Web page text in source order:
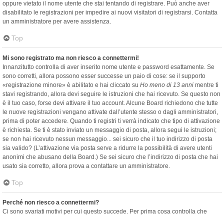
oppure vietato il nome utente che stai tentando di registrare. Può anche aver
disabilitato le registrazioni per impedire ai nuovi visitatori di registrarsi. Contatta
un amministratore per avere assistenza.
Top
Mi sono registrato ma non riesco a connettermi!
Innanzitutto controlla di aver inserito nome utente e password esattamente. Se
sono corretti, allora possono esser successe un paio di cose: se il supporto
«registrazione minore» è abilitato e hai cliccato su Ho meno di 13 anni mentre ti
stavi registrando, allora devi seguire le istruzioni che hai ricevuto. Se questo non
è il tuo caso, forse devi attivare il tuo account. Alcune Board richiedono che tutte
le nuove registrazioni vengano attivate dall’utente stesso o dagli amministratori,
prima di poter accedere. Quando ti registri ti verrà indicato che tipo di attivazione
è richiesta. Se ti è stato inviato un messaggio di posta, allora segui le istruzioni;
se non hai ricevuto nessun messaggio... sei sicuro che il tuo indirizzo di posta
sia valido? (L’attivazione via posta serve a ridurre la possibilità di avere utenti
anonimi che abusano della Board.) Se sei sicuro che l’indirizzo di posta che hai
usato sia corretto, allora prova a contattare un amministratore.
Top
Perché non riesco a connettermi?
Ci sono svariati motivi per cui questo succede. Per prima cosa controlla che